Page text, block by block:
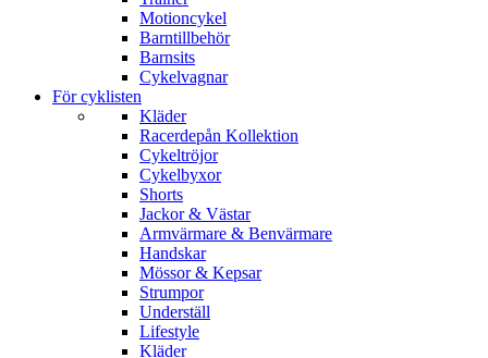
Motioncykel
Barntillbehör
Barnsits
Cykelvagnar
För cyklisten
Kläder
Racerdepån Kollektion
Cykeltröjor
Cykelbyxor
Shorts
Jackor & Västar
Armvärmare & Benvärmare
Handskar
Mössor & Kepsar
Strumpor
Underställ
Lifestyle
Kläder